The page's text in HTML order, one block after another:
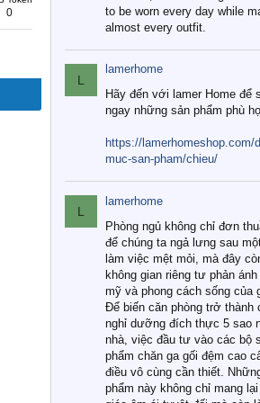
0
to be worn every day while
almost every outfit.
L
lamerhome
Hãy đến với lamer Home để
ngay những sản phẩm phù
https://lamerhomeshop.com/
muc-san-pham/chieu/
L
lamerhome
Phòng ngủ không chỉ đơn
để chúng ta ngả lưng sau
làm việc mệt mỏi, mà đây
không gian riêng tư phản
mỹ và phong cách sống của
Để biến căn phòng trở thành
nghỉ dưỡng đích thực 5 sao
nhà, việc đầu tư vào các bộ
phẩm chăn ga gối đệm cao
điều vô cùng cần thiết.
phẩm này không chỉ mang